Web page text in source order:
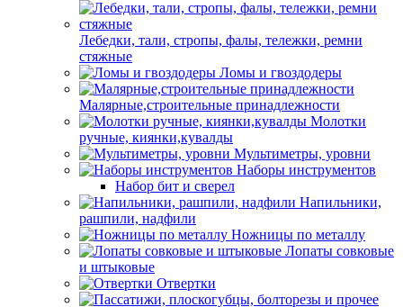
Лебедки, тали, стропы, фалы, тележки, ремни
стяжные
Ломы и гвоздодеры
Малярные,строительные принадлежности
Молотки
ручные, киянки,кувалды
Мультиметры, уровни
Наборы инструментов
Набор бит и сверел
Напильники,
рашпили, надфили
Ножницы по металлу
Лопаты совковые
и штыковые
Отвертки